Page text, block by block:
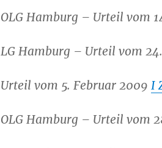
OLG Hamburg – Urteil vom
LG Hamburg – Urteil vom
Urteil vom 5. Februar 2009 I
OLG Hamburg – Urteil vom